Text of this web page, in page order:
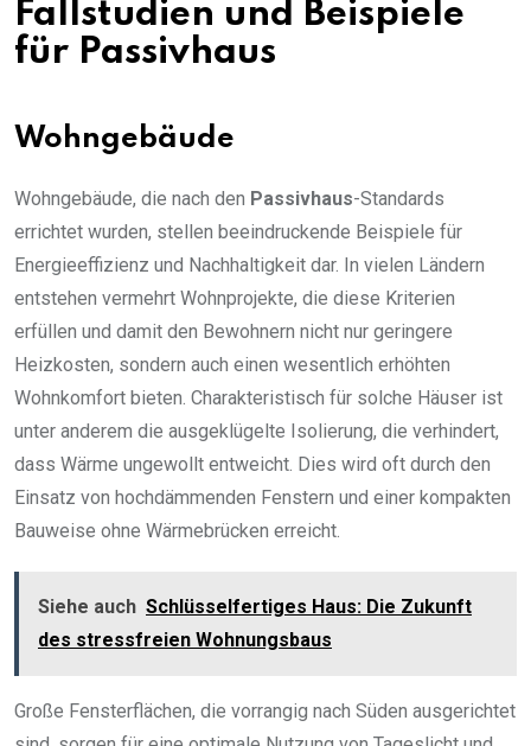
Fallstudien und Beispiele
für Passivhaus
Wohngebäude
Wohngebäude, die nach den Passivhaus-Standards
errichtet wurden, stellen beeindruckende Beispiele für
Energieeffizienz und Nachhaltigkeit dar. In vielen Ländern
entstehen vermehrt Wohnprojekte, die diese Kriterien
erfüllen und damit den Bewohnern nicht nur geringere
Heizkosten, sondern auch einen wesentlich erhöhten
Wohnkomfort bieten. Charakteristisch für solche Häuser ist
unter anderem die ausgeklügelte Isolierung, die verhindert,
dass Wärme ungewollt entweicht. Dies wird oft durch den
Einsatz von hochdämmenden Fenstern und einer kompakten
Bauweise ohne Wärmebrücken erreicht.
Siehe auch Schlüsselfertiges Haus: Die Zukunft
des stressfreien Wohnungsbaus
Große Fensterflächen, die vorrangig nach Süden ausgerichtet